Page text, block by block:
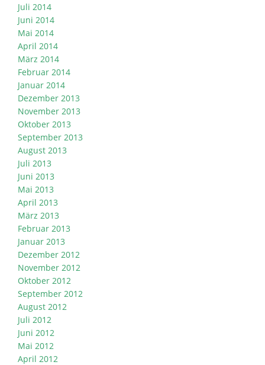
Juli 2014
Juni 2014
Mai 2014
April 2014
März 2014
Februar 2014
Januar 2014
Dezember 2013
November 2013
Oktober 2013
September 2013
August 2013
Juli 2013
Juni 2013
Mai 2013
April 2013
März 2013
Februar 2013
Januar 2013
Dezember 2012
November 2012
Oktober 2012
September 2012
August 2012
Juli 2012
Juni 2012
Mai 2012
April 2012